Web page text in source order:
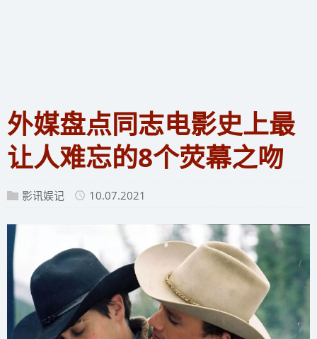
外媒盘点同志电影史上最
让人难忘的8个荧幕之吻
影讯娱记 10.07.2021